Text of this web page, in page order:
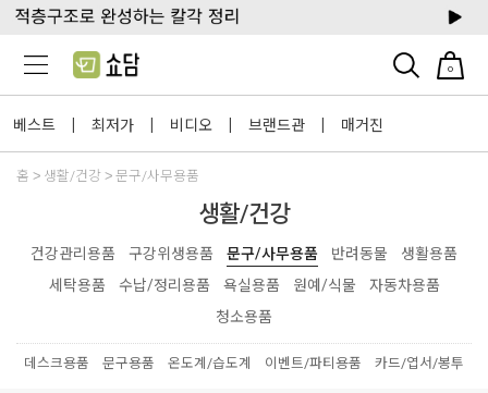
0
베스트 | 최저가 | 비디오 | 브랜드관 | 매거진
홈 생활/건강 문구/사무용품
생활/건강
건강관리용품 구강위생용품 문구/사무용품 반려동물
생활용품
세탁용품
수납/정리용품 욕실용품 원예/식물
자동차용품
청소용품
데스크용품 문구용품 온도계/습도계 이벤트/파티용품 카드/엽서/봉투